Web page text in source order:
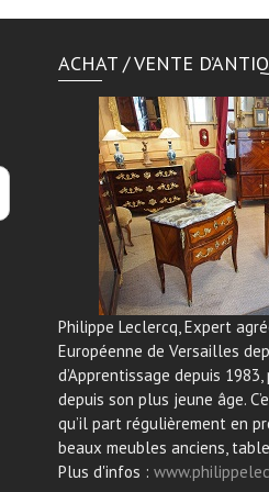
ACHAT / VENTE
Philippe Leclercq, Expert
Européenne de Versailles
d’Apprentissage depuis
depuis son plus jeune âge.
qu’il part régulièrement en
beaux meubles anciens,
Plus d'infos :